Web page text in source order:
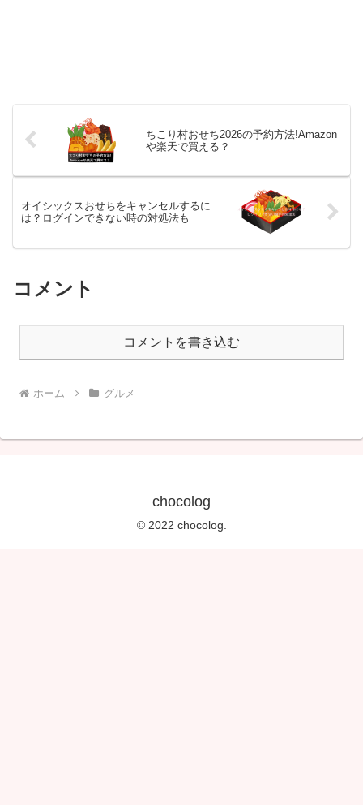
ちこり村おせち2026の予約方法!Amazon
や楽天で買える？
オイシックスおせちをキャンセルするに
は？ログインできない時の対処法も
コメント
コメントを書き込む
ホーム グルメ
chocolog
© 2022 chocolog.